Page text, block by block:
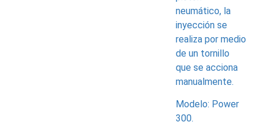
neumático, la
inyección se
realiza por medio
de un tornillo
que se acciona
manualmente.
Modelo: Power
300.